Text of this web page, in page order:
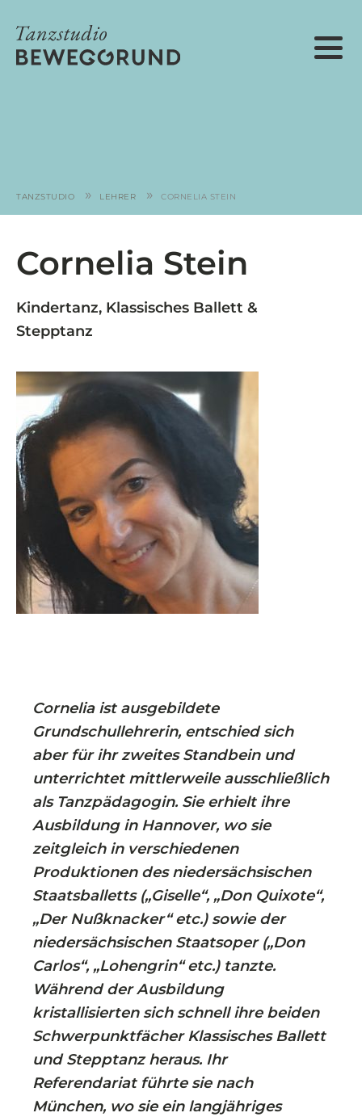
TANZSTUDIO » LEHRER » CORNELIA STEIN
Cornelia Stein
Kindertanz, Klassisches Ballett &
Stepptanz
Cornelia ist ausgebildete
Grundschullehrerin, entschied sich
aber für ihr zweites Standbein und
unterrichtet mittlerweile ausschließlich
als Tanzpädagogin. Sie erhielt ihre
Ausbildung in Hannover, wo sie
zeitgleich in verschiedenen
Produktionen des niedersächsischen
Staatsballetts („Giselle“, „Don Quixote“,
„Der Nußknacker“ etc.) sowie der
niedersächsischen Staatsoper („Don
Carlos“, „Lohengrin“ etc.) tanzte.
Während der Ausbildung
kristallisierten sich schnell ihre beiden
Schwerpunktfächer Klassisches Ballett
und Stepptanz heraus. Ihr
Referendariat führte sie nach
München, wo sie ein langjähriges